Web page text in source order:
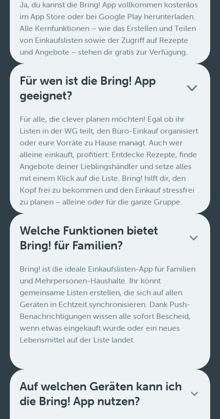
Ja, du kannst die Bring! App vollkommen kostenlos
im App Store oder bei Google Play herunterladen.
Alle Kernfunktionen – wie das Erstellen und Teilen
von Einkaufslisten sowie der Zugriff auf Rezepte
und Angebote – stehen dir gratis zur Verfügung.
Für wen ist die Bring! App
geeignet?
Für alle, die clever planen möchten! Egal ob ihr
Listen in der WG teilt, den Büro-Einkauf organisiert
oder eure Vorräte zu Hause managt. Auch wer
alleine einkauft, profitiert: Entdecke Rezepte, finde
Angebote deiner Lieblingshändler und setze alles
mit einem Klick auf die Liste. Bring! hilft dir, den
Kopf frei zu bekommen und den Einkauf stressfrei
zu planen – alleine oder für die ganze Gruppe.
Welche Funktionen bietet
Bring! für Familien?
Bring! ist die ideale Einkaufslisten-App für Familien
und Mehrpersonen-Haushalte. Ihr könnt
gemeinsame Listen erstellen, die sich auf allen
Geräten in Echtzeit synchronisieren. Dank Push-
Benachrichtigungen wissen alle sofort Bescheid,
wenn etwas eingekauft wurde oder ein neues
Lebensmittel auf der Liste landet.
Auf welchen Geräten kann ich
die Bring! App nutzen?